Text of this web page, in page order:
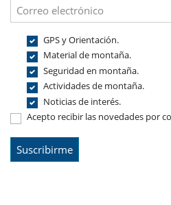
GPS y Orientación.
Material de montaña.
Seguridad en montaña.
Actividades de montaña.
Noticias de interés.
Acepto recibir las novedades por